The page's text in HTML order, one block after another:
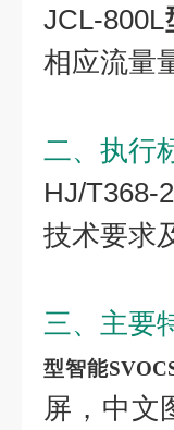
JCL-800L
相应流量
二、执行
HJ/T368-
技术要求
三、主要
型智能
屏，中文